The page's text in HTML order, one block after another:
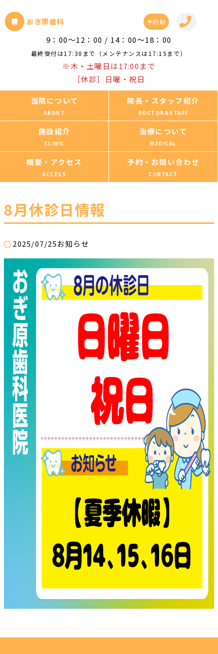
おぎ原歯科 予約制
9：00～12：00 / 14：00～18：00
最終受付は17:30まで（メンテナンスは17:15まで）
※木・土曜日は17:00まで
［休診］日曜・祝日
当院について 院長・スタッフ紹介
施設紹介 治療について
概要・アクセス 予約・お問い合わせ
8月休診日情報
2025/07/25お知らせ